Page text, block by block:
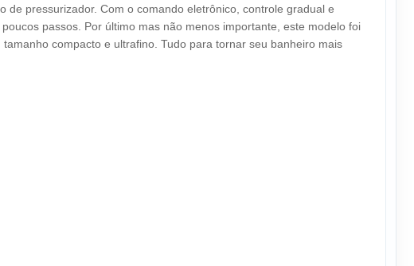
pressurizador. Com o comando eletrônico, controle gradual e
passos. Por último mas não menos importante, este modelo foi
compacto e ultrafino. Tudo para tornar seu banheiro mais